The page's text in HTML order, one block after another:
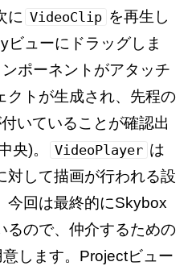
に VideoClip を再生し
ビューにドラッグしま
ンポーネントがアタッチ
クトが生成され、先程の
いていることが確認出
央)。
VideoPlayer は
対して描画が行われる設
今回は最終的にSkybox
るので、仲介するための
意します。Projectビュー